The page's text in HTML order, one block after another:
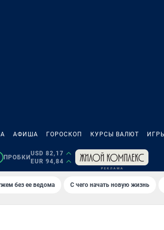
АФИША ГОРОСКОП КУРСЫ ВАЛЮТ
ПРОБКИ
USD 82,17
EUR 94,84
без ее ведома С чего начать новую жизнь